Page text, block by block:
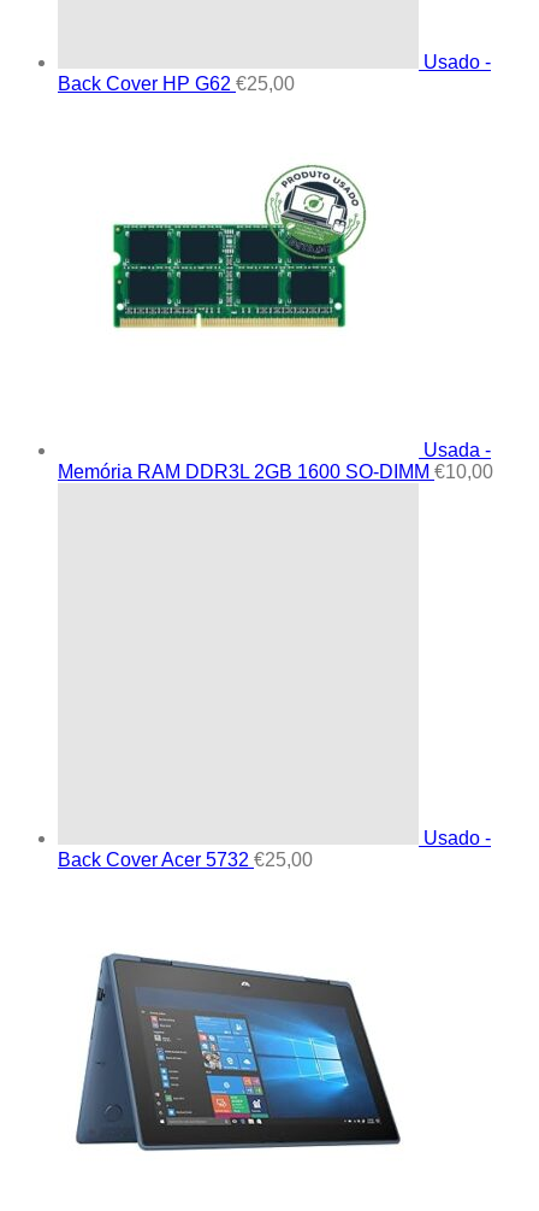
Usado -
Back Cover HP G62 €25,00
Usada -
Memória RAM DDR3L 2GB 1600 SO-DIMM €10,00
Usado -
Back Cover Acer 5732 €25,00